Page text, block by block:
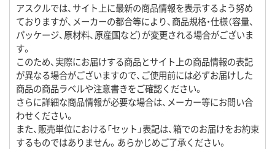
アスクルでは、サイト上に最新の商品情報を表示するよう努め
ておりますが、メーカーの都合等により、商品規格・仕様（容量、
パッケージ、原材料、原産国など）が変更される場合がございま
す。
このため、実際にお届けする商品とサイト上の商品情報の表記
が異なる場合がございますので、ご使用前には必ずお届けした
商品の商品ラベルや注意書きをご確認ください。
さらに詳細な商品情報が必要な場合は、メーカー等にお問い合
わせください。
また、販売単位における「セット」表記は、箱でのお届けをお約束
するものではありません。あらかじめご了承ください。